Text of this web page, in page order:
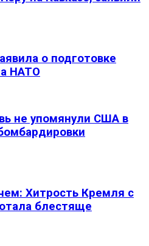
о подготовке
НАТО
не упомянули США в
Хитрость Кремля с
блестяще